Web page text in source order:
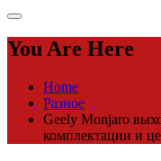
You Are Here
Home
Разное
Geely Monjaro
комплектации и